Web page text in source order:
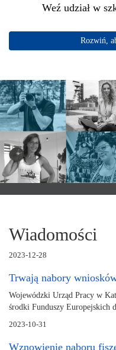
Weź udział w
Rozwiń,
Wiadomości
2023-12-28
Trwają nabory
Wojewódzki Urząd Pracy w
środki Funduszy Europejskich
2023-10-31
Wznowienie naboru